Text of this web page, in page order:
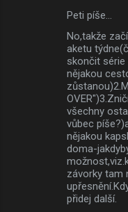
Peti píše…
No,takže
aketu
skončit série
nějakou
všechny
vůbec
nějakou
doma-
závorky tam
přidej další.